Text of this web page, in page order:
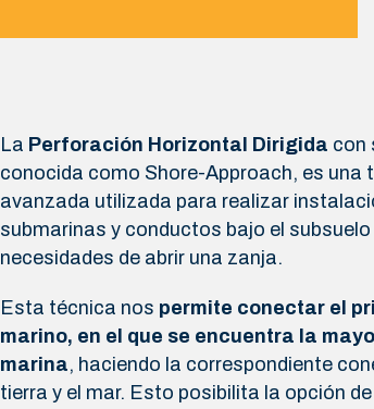
La Perforación Horizontal Dirigida con
conocida como Shore-Approach, es una
avanzada utilizada para realizar
submarinas y conductos bajo el
necesidades de abrir una zanja.
Esta técnica nos permite conectar el
marino, en el que se encuentra la
marina, haciendo la correspondiente
tierra y el mar. Esto posibilita la opción